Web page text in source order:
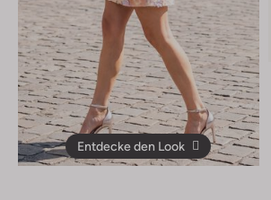
Entdecke den Look